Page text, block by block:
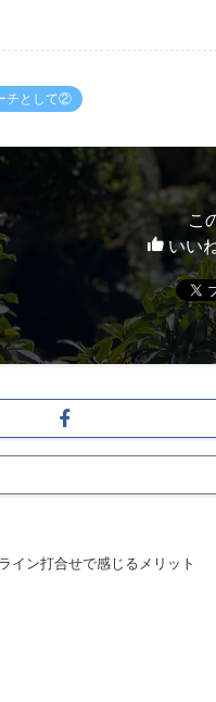
チとして②
こ
いい
イン打合せで感じるメリット